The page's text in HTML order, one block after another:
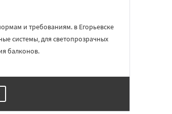
и требованиям. в Егорьевске
системы, для светопрозрачных
балконов.